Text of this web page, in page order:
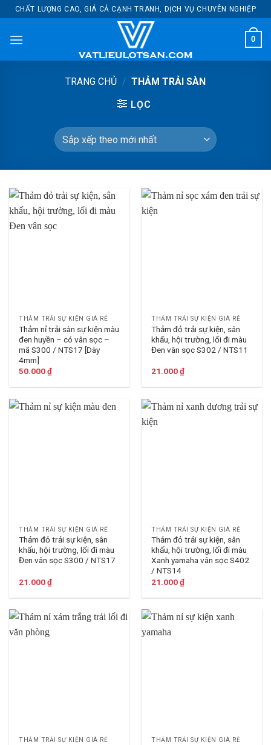
qua
nội
CHẤT LƯỢNG CAO, GIÁ CẢ CẠNH TRANH, DỊCH VỤ CHUYÊN NGHIỆP
0
TRANG CHỦ / THẢM TRẢI SÀN
LỌC
THẢM TRẢI SỰ KIỆN GIÁ RẺ
Thảm nỉ trải sàn sự kiện màu
đen huyền – có vân sọc –
mã S300 / NTS17 [Dày
4mm]
50.000₫
THẢM TRẢI SỰ KIỆN GIÁ RẺ
Thảm đỏ trải sự kiện, sân
khấu, hội trường, lối đi màu
Đen vân sọc S302 / NTS11
21.000₫
THẢM TRẢI SỰ KIỆN GIÁ RẺ
Thảm đỏ trải sự kiện, sân
khấu, hội trường, lối đi màu
Đen vân sọc S300 / NTS17
21.000₫
THẢM TRẢI SỰ KIỆN GIÁ RẺ
Thảm đỏ trải sự kiện, sân
khấu, hội trường, lối đi màu
Xanh yamaha vân sọc S402
/ NTS14
21.000₫
THẢM TRẢI SỰ KIỆN GIÁ RẺ THẢM TRẢI SỰ KIỆN GIÁ RẺ